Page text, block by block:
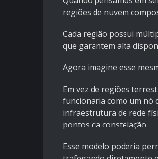
regiões de nuvem
Cada região possui
que garantem alta
Agora imagine esse
Em vez de regiões
funcionaria como um nó
infraestrutura de rede
pontos da constelação.
Esse modelo poderia